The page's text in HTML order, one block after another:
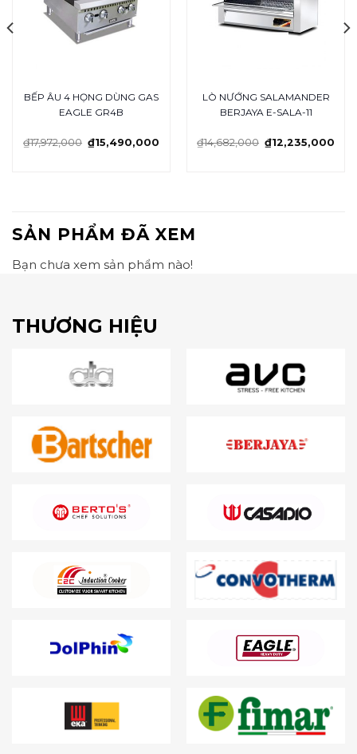
BẾP ÂU 4 HỌNG DÙNG GAS
EAGLE GR4B
₫17,972,000 ₫15,490,000
LÒ NƯỚNG SALAMANDER
BERJAYA E-SALA-11
₫14,682,000 ₫12,235,000
SẢN PHẨM ĐÃ XEM
Bạn chưa xem sản phẩm nào!
THƯƠNG HIỆU